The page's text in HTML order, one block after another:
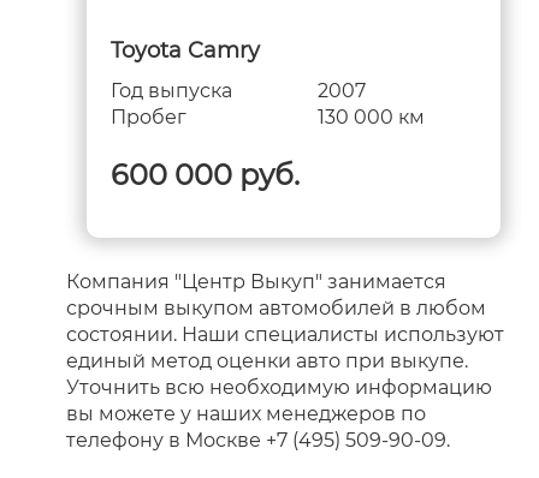
Toyota Camry
Год выпуска
2007
Пробег
130 000 км
600 000 руб.
Компания "Центр Выкуп" занимается
срочным выкупом автомобилей в любом
состоянии. Наши специалисты используют
единый метод оценки авто при выкупе.
Уточнить всю необходимую информацию
вы можете у наших менеджеров по
телефону в Москве +7 (495) 509-90-09.